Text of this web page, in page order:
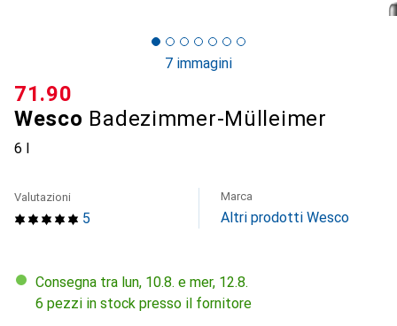
7 immagini
Wesco Badezimmer-Mülleimer
6 l
CHF
71.90
5
Valutazioni Marca
Altri prodotti Wesco
Consegna tra lun, 10.8. e mer, 12.8.
6 pezzi in stock presso il fornitore